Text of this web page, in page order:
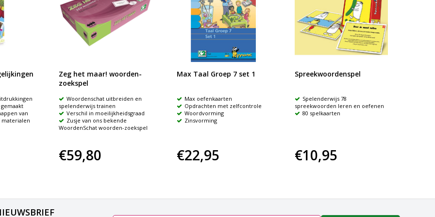
van
Zeg het maar! woorden-
zoekspel
Woordenschat uitbreiden en
spelenderwijs trainen
Verschil in moeilijkheidsgraad
Zusje van ons bekende
WoordenSchat woorden-zoekspel
€59,80
Max Taal Groep 7 set 1
Max oefenkaarten
Opdrachten met zelfcontrole
Woordvorming
Zinsvorming
€22,95
Spreekwoordenspel
Spelenderwijs 78
spreekwoorden leren en oefenen
80 spelkaarten
€10,95